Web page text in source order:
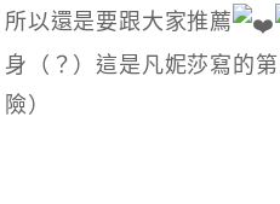
所以還是要跟大家推薦
身（？）這是凡妮莎寫的
險）